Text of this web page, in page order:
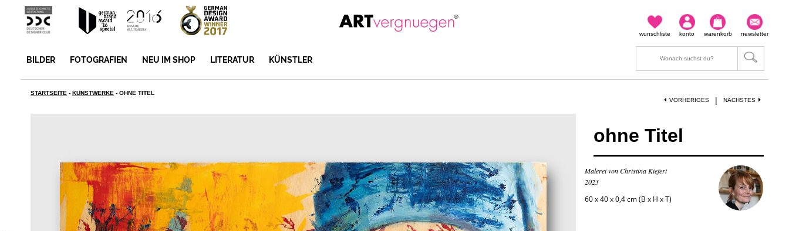
newsletter
warenkorb
konto
wunschliste
BILDER FOTOGRAFIEN NEU IM SHOP LITERATUR KÜNSTLER
STARTSEITE - KUNSTWERKE - OHNE TITEL
NÄCHSTES
|
VORHERIGES
ohne Titel
Malerei von Christina Kiefert
2023
60 x 40 x 0,4 cm (B x H x T)